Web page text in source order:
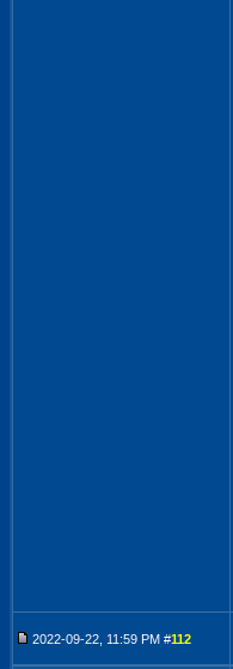
2022-09-22, 11:59 PM #112